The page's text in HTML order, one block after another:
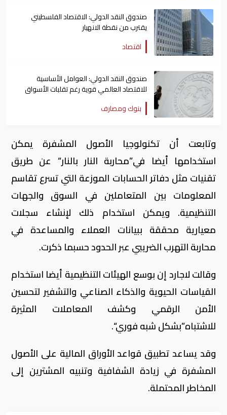
صندوق النقد الدولي: الاقتصاد الفلسطيني
يقترب من نقطة الانهيار
اقتصاد
صندوق النقد الدولي: العوامل الأساسية
للاقتصاد العالمي قوية رغم تقلبات الأسواق
بنوك ومصارف
وتابعت أن تكنولوجيا الأصول المشفرة يمكن
استخدامها أيضا في”محاربة النار بالنار“ عن طريق
تقنيات مثل دفاتر الحسابات الموزعة التي تسرع تقاسم
المعلومات بين المتعاملين في السوق والجهات
التنظيمية. ويمكن استخدام ذلك لإنشاء سجلات
معيارية محققة ببيانات العملاء والمساعدة في
محاربة التهرب الضريبي عبر الحدود حسبما ذكرت.
وقالت لاجارد إن بوسع الهيئات التنظيمية أيضا استخدام
القياسات الحيوية والذكاء الصناعي والتشفير لتحسين
الأمن الرقمي وكشف المعاملات المثيرة
للاشتباه”بشكل شبه فوري“.
وقد يساعد تطبيق قواعد الأوراق المالية على الأصول
المشفرة في زيادة الشفافية وتنبيه المشترين إلى
المخاطر المحتملة.